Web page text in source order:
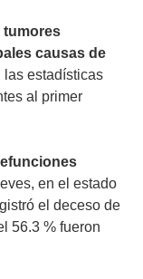
tumores
causas de
las estadísticas
al primer
en el estado
el deceso de
56.3 % fueron